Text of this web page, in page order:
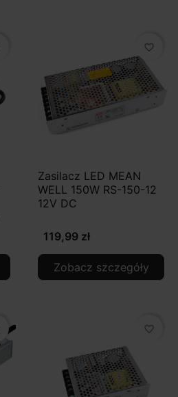
favorite_border
Zasilacz LED MEAN
WELL 150W RS-150-12
12V DC
119,99 zł
Zobacz szczegóły
favorite_border